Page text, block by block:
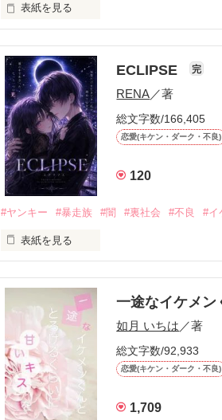
表紙を見る
モテる人を好きになるのが怖かった。
だから私は、中学時代に大好きだった彼
もう会うことはないと思っていたのに、
高校生になって再会した彼は、隣の学校
他の女の子には冷たいのに
「澪ちゃん。」
それは止まっていた恋が再び動き始める
✨.ﾟ･*..☆.｡.:*✨.☆.｡.:. *:ﾟ✨.ﾟ･*..☆.｡.:*✨
人見知りだけど優しい無自覚だけどモテる
冴木澪-SaekiMio
×
ECLIPSE 完
RENA／著
総文字数/166,405
恋愛(キケン・ダーク・不良)
120
#ヤンキー #暴走族 #闇 #裏社会 #不良 #イ
表紙を見る
一途なイケメン
如月 いちは／著
総文字数/92,933
恋愛(キケン・ダーク・不良)
1,709